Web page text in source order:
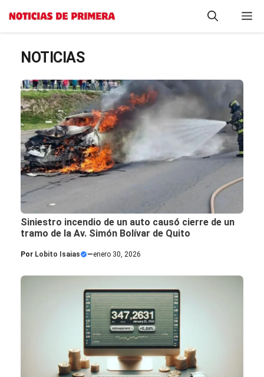
Saltar
NOTICIAS
Siniestro incendio de un auto causó cierre de un
tramo de la Av. Simón Bolívar de Quito
Por Lobito Isaias —enero 30, 2026